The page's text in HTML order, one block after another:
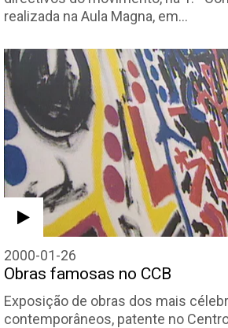
realizada na Aula Magna, em…
2000-01-26
Obras famosas no CCB
Exposição de obras dos mais
contemporâneos, patente no